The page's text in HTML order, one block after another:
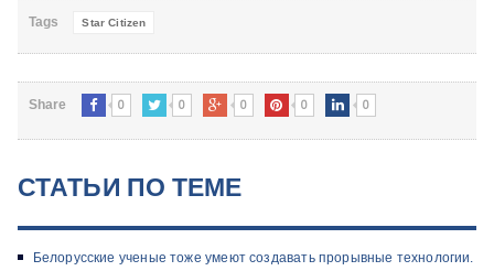
Tags Star Citizen
Share 0 0 0 0 0
СТАТЬИ ПО ТЕМЕ
Белорусские ученые тоже умеют создавать прорывные технологии.